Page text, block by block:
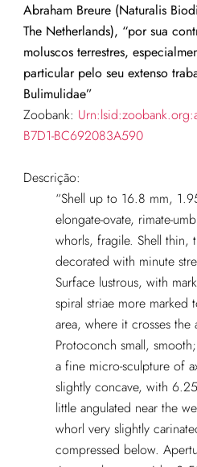
Abraham Breure (Naturalis
The Netherlands), “por sua
moluscos terrestres,
particular pelo seu extenso
Bulimulidae”
Zoobank:
B7D1-BC692083A590
Descrição:
“Shell up to 16.8 mm,
elongate-ovate, rimate-
whorls, fragile. Shell thin,
decorated with minute
Surface lustrous, with
spiral striae more marked
area, where it crosses the
Protoconch small,
a fine micro-sculpture of
slightly concave, with
little angulated near the
whorl very slightly
compressed below.